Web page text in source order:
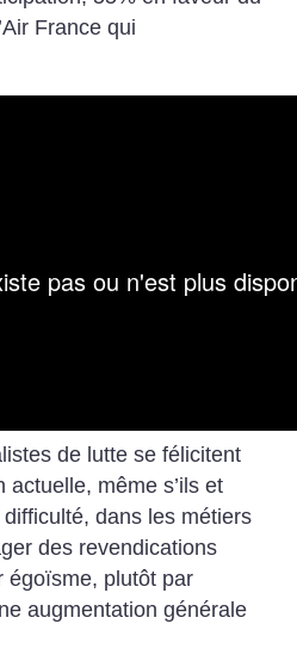
France qui
de lutte se félicitent
même s’ils et
dans les métiers
des revendications
égoïsme, plutôt par
augmentation générale